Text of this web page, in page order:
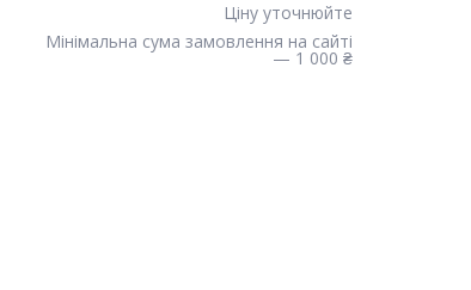
Ціну уточнюйте
Мінімальна сума замовлення на сайті
— 1 000 ₴